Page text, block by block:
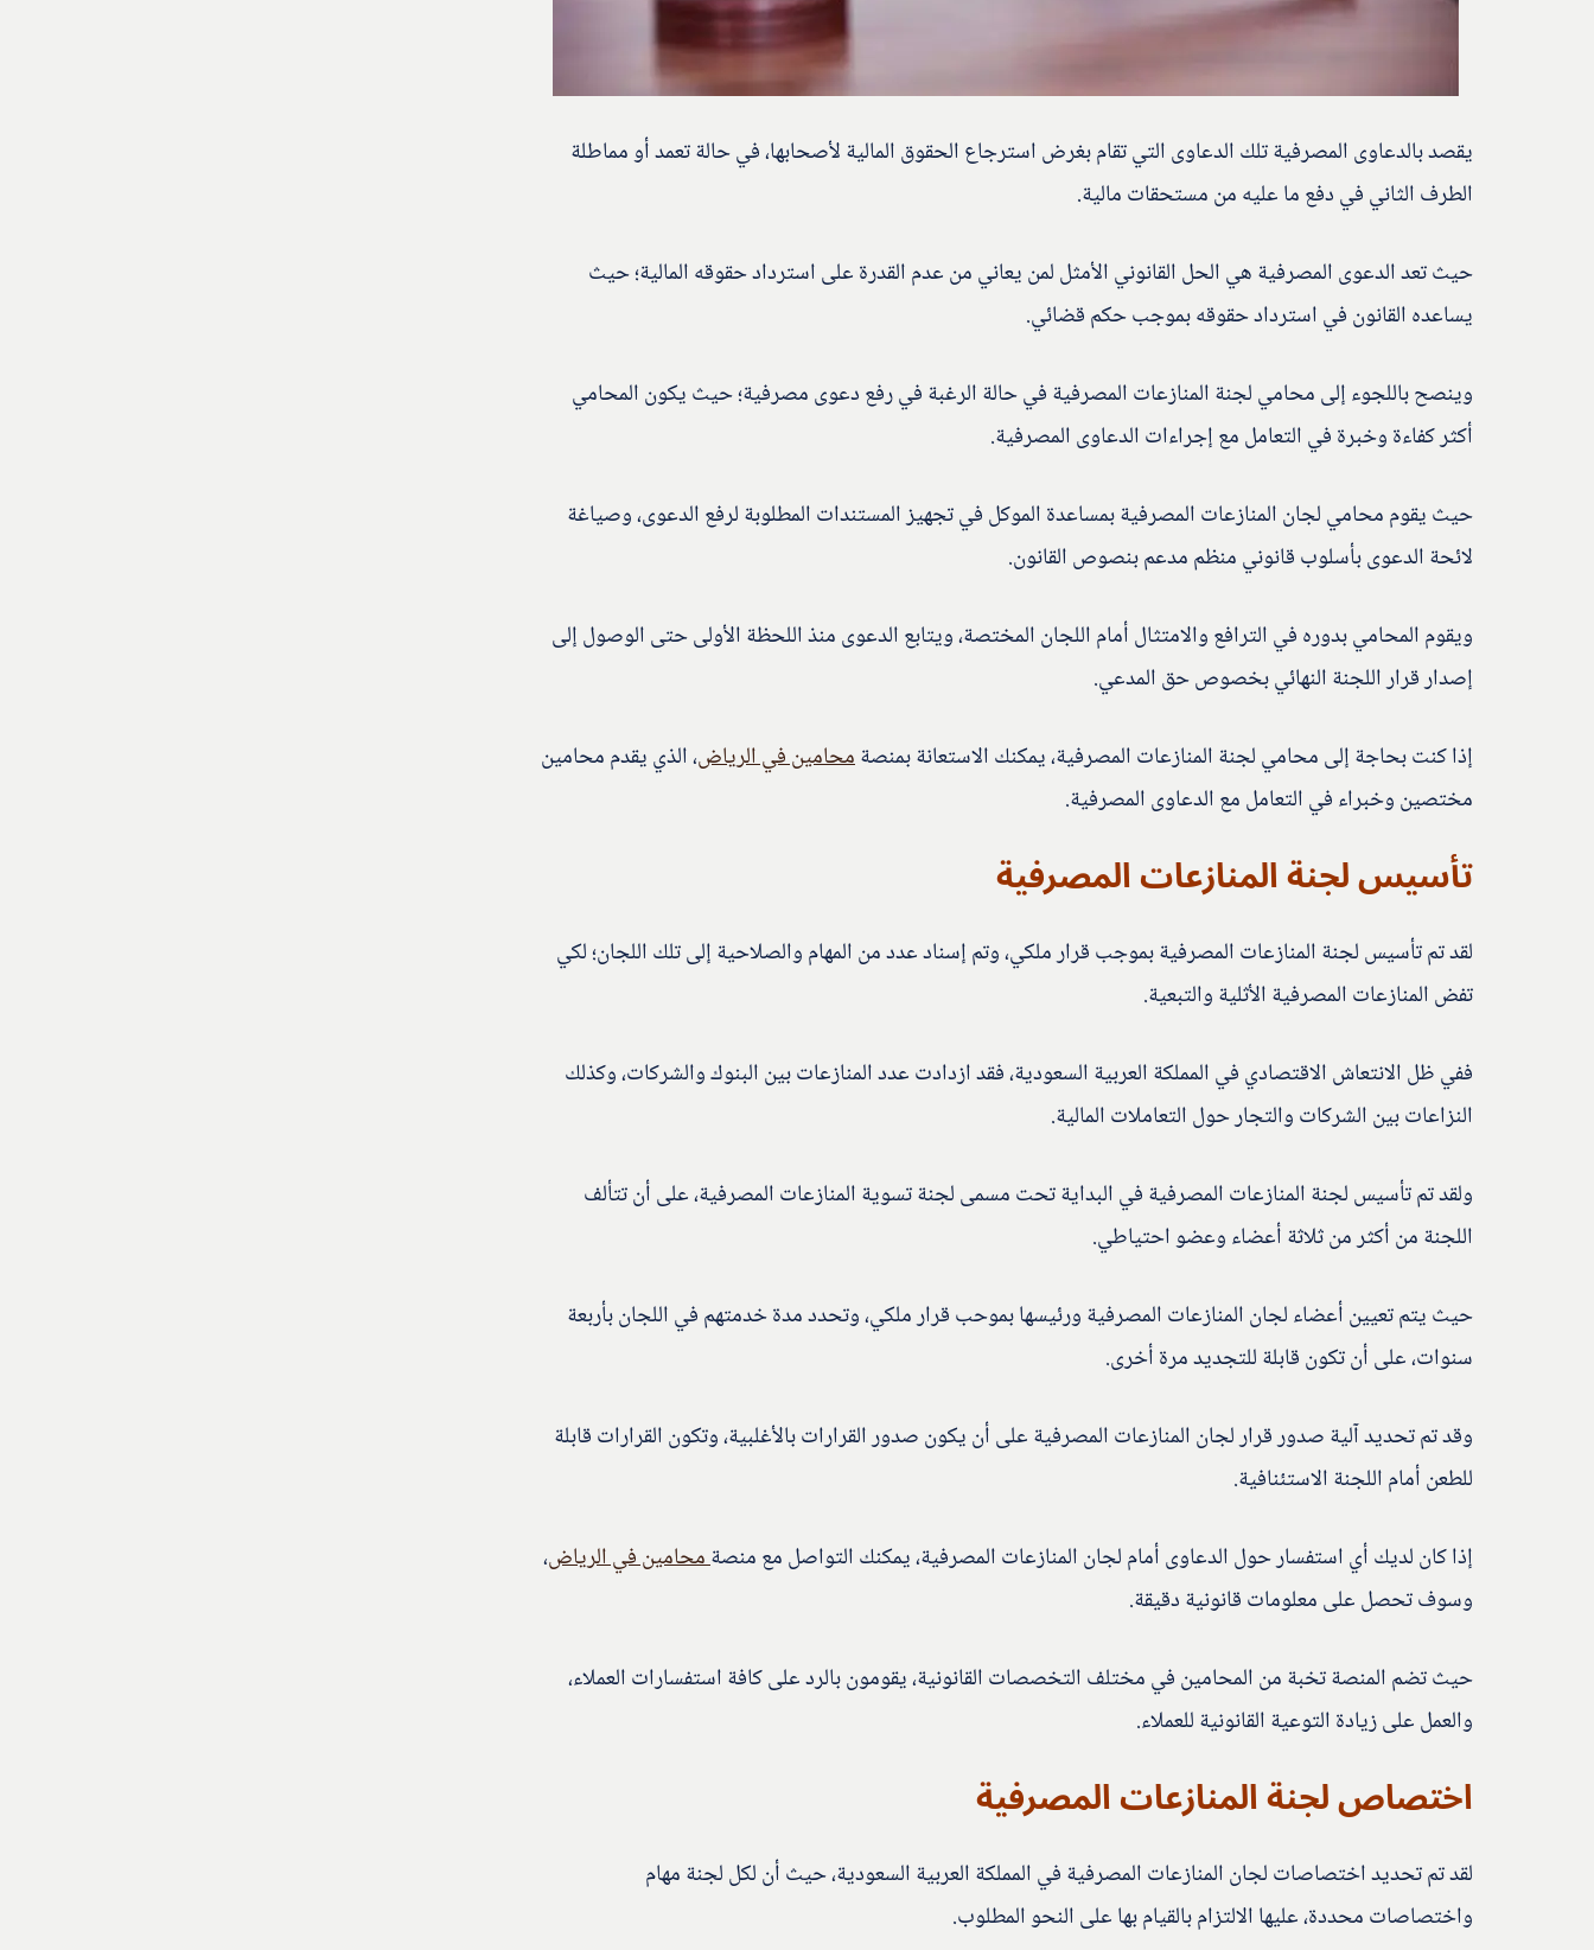
يقصد بالدعاوى المصرفية تلك الدعاوى التي تقام بغرض استرجاع الحقوق المالية لأصحابها، في حالة تعمد أو مماطلة
الطرف الثاني في دفع ما عليه من مستحقات مالية.
حيث تعد الدعوى المصرفية هي الحل القانوني الأمثل لمن يعاني من عدم القدرة على استرداد حقوقه المالية؛ حيث
يساعده القانون في استرداد حقوقه بموجب حكم قضائي.
وينصح باللجوء إلى محامي لجنة المنازعات المصرفية في حالة الرغبة في رفع دعوى مصرفية؛ حيث يكون المحامي
أكثر كفاءة وخبرة في التعامل مع إجراءات الدعاوى المصرفية.
حيث يقوم محامي لجان المنازعات المصرفية بمساعدة الموكل في تجهيز المستندات المطلوبة لرفع الدعوى، وصياغة
لائحة الدعوى بأسلوب قانوني منظم مدعم بنصوص القانون.
ويقوم المحامي بدوره في الترافع والامتثال أمام اللجان المختصة، ويتابع الدعوى منذ اللحظة الأولى حتى الوصول إلى
إصدار قرار اللجنة النهائي بخصوص حق المدعي.
إذا كنت بحاجة إلى محامي لجنة المنازعات المصرفية، يمكنك الاستعانة بمنصةمحامين في الرياض، الذي يقدم محامين
مختصين وخبراء في التعامل مع الدعاوى المصرفية.
تأسيس لجنة المنازعات المصرفية
لقد تم تأسيس لجنة المنازعات المصرفية بموجب قرار ملكي، وتم إسناد عدد من المهام والصلاحية إلى تلك اللجان؛ لكي
تفض المنازعات المصرفية الأثلية والتبعية.
ففي ظل الانتعاش الاقتصادي في المملكة العربية السعودية، فقد ازدادت عدد المنازعات بين البنوك والشركات، وكذلك
النزاعات بين الشركات والتجار حول التعاملات المالية.
ولقد تم تأسيس لجنة المنازعات المصرفية في البداية تحت مسمى لجنة تسوية المنازعات المصرفية، على أن تتألف
اللجنة من أكثر من ثلاثة أعضاء وعضو احتياطي.
حيث يتم تعيين أعضاء لجان المنازعات المصرفية ورئيسها بموحب قرار ملكي، وتحدد مدة خدمتهم في اللجان بأربعة
سنوات، على أن تكون قابلة للتجديد مرة أخرى.
وقد تم تحديد آلية صدور قرار لجان المنازعات المصرفية على أن يكون صدور القرارات بالأغلبية، وتكون القرارات قابلة
للطعن أمام اللجنة الاستئنافية.
إذا كان لديك أي استفسار حول الدعاوى أمام لجان المنازعات المصرفية، يمكنك التواصل مع منصةمحامين في الرياض،
وسوف تحصل على معلومات قانونية دقيقة.
حيث تضم المنصة تخبة من المحامين في مختلف التخصصات القانونية، يقومون بالرد على كافة استفسارات العملاء،
والعمل على زيادة التوعية القانونية للعملاء.
اختصاص لجنة المنازعات المصرفية
لقد تم تحديد اختصاصات لجان المنازعات المصرفية في المملكة العربية السعودية، حيث أن لكل لجنة مهام
واختصاصات محددة، عليها الالتزام بالقيام بها على النحو المطلوب.